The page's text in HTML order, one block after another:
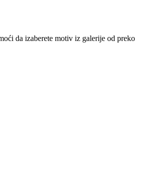
da izaberete motiv iz galerije od preko